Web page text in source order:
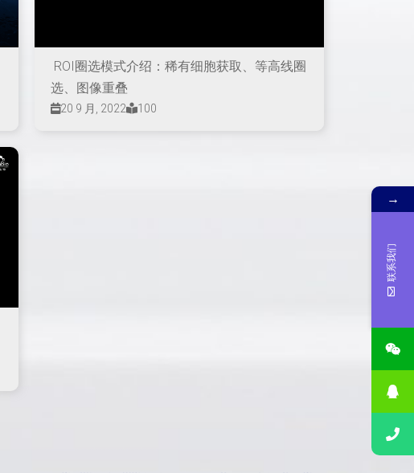
ROI圈选模式介绍：稀有细胞获取、等高线圈
选、图像重叠
20 9 月, 2022 100
→
联系我们